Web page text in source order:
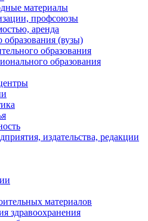
материалы
профсоюзы
аренда
(вузы)
образования
образования
издательства, редакции
материалов
здравоохранения